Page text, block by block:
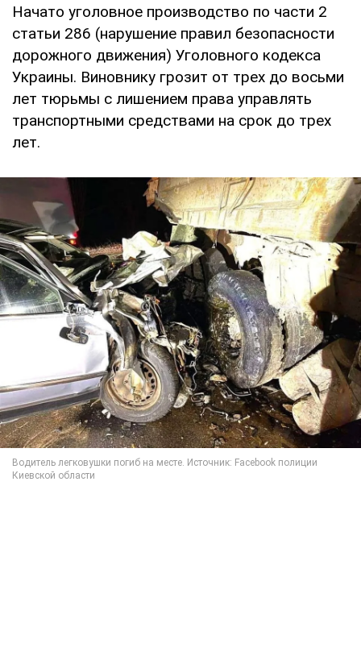
Начато уголовное производство по части 2
статьи 286 (нарушение правил безопасности
дорожного движения) Уголовного кодекса
Украины. Виновнику грозит от трех до восьми
лет тюрьмы с лишением права управлять
транспортными средствами на срок до трех
лет.